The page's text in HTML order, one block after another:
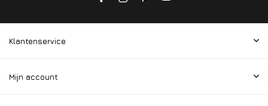
Klantenservice
Mijn account